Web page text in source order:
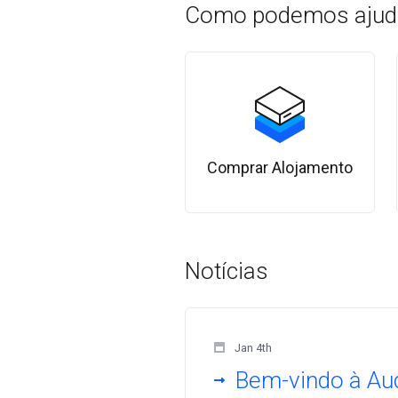
Como podemos
Comprar Alojamento
Notícias
Jan 4th
Bem-vindo à